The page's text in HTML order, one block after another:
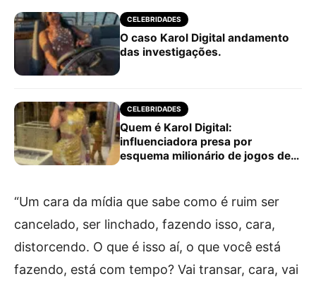
CELEBRIDADES
O caso Karol Digital andamento
das investigações.
CELEBRIDADES
Quem é Karol Digital:
influenciadora presa por
esquema milionário de jogos de
“Um cara da mídia que sabe como é ruim ser
cancelado, ser linchado, fazendo isso, cara,
distorcendo. O que é isso aí, o que você está
fazendo, está com tempo? Vai transar, cara, vai